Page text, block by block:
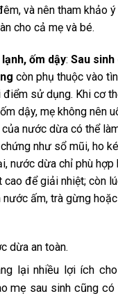
và nên tham khảo
cho cả mẹ và bé.
ốm dậy: Sau
còn phụ thuộc vào
sử dụng. Khi cơ
dậy, mẹ không nên
nước dừa có thể
như sổ mũi, ho
nước dừa chỉ phù hợp
cao để giải nhiệt; còn
nước ấm, trà gừng
dừa an toàn.
lại nhiều lợi ích
mẹ sau sinh cũng